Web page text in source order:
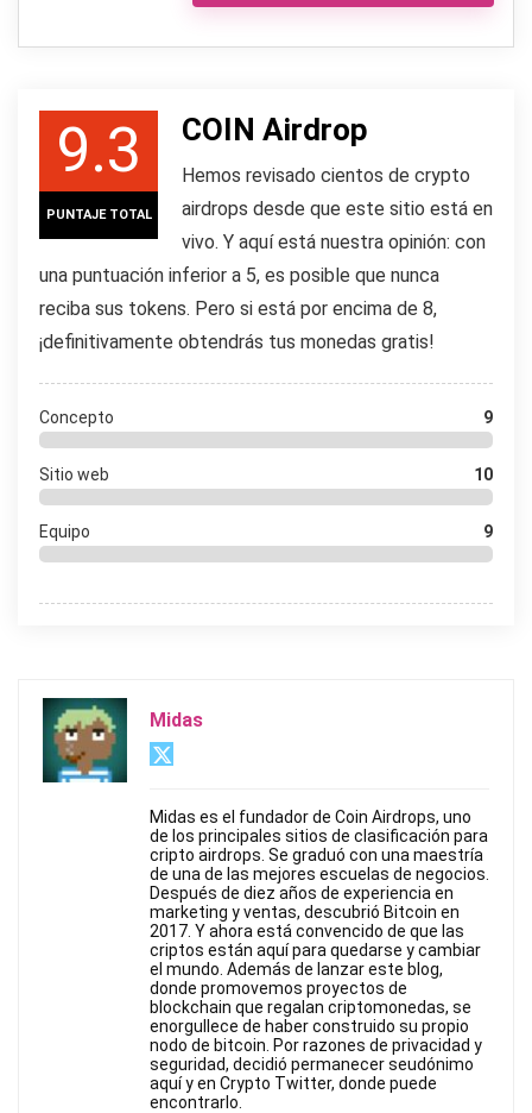
9.3
PUNTAJE TOTAL
COIN Airdrop
Hemos revisado cientos de crypto
airdrops desde que este sitio está en
vivo. Y aquí está nuestra opinión: con
una puntuación inferior a 5, es posible que nunca
reciba sus tokens. Pero si está por encima de 8,
¡definitivamente obtendrás tus monedas gratis!
Concepto 9
Sitio web 10
Equipo 9
Midas
Midas es el fundador de Coin Airdrops, uno
de los principales sitios de clasificación para
cripto airdrops. Se graduó con una maestría
de una de las mejores escuelas de negocios.
Después de diez años de experiencia en
marketing y ventas, descubrió Bitcoin en
2017. Y ahora está convencido de que las
criptos están aquí para quedarse y cambiar
el mundo. Además de lanzar este blog,
donde promovemos proyectos de
blockchain que regalan criptomonedas, se
enorgullece de haber construido su propio
nodo de bitcoin. Por razones de privacidad y
seguridad, decidió permanecer seudónimo
aquí y en Crypto Twitter, donde puede
encontrarlo.